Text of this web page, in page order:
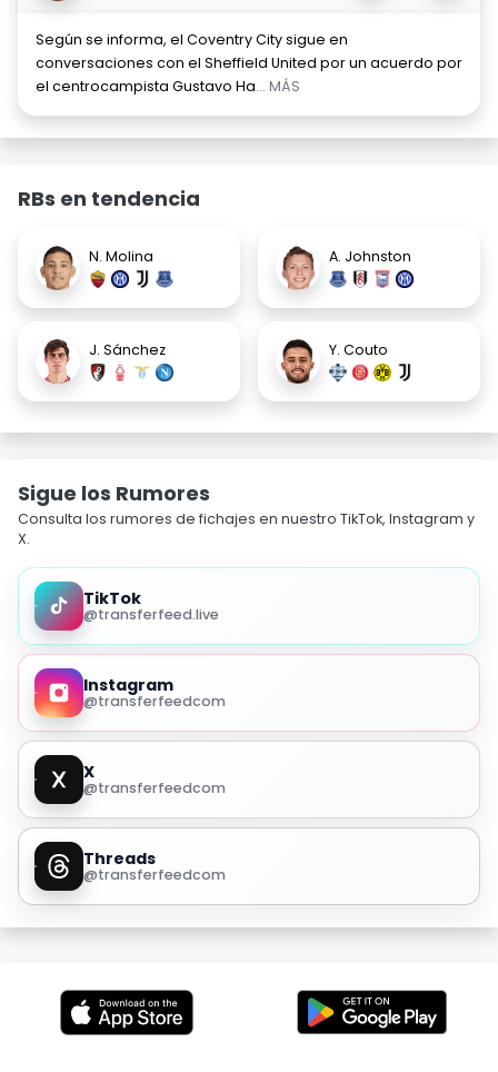
Según se informa, el Coventry City sigue en
conversaciones con el Sheffield United por un acuerdo por
el centrocampista Gustavo Ha... MÁS
RBs en tendencia
N. Molina A. Johnston
J. Sánchez Y. Couto
Sigue los Rumores
Consulta los rumores de fichajes en nuestro TikTok, Instagram y
X.
TikTok
@transferfeed.live
Instagram
@transferfeedcom
X
@transferfeedcom
Threads
@transferfeedcom